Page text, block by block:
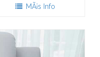
MÃ¡s Info